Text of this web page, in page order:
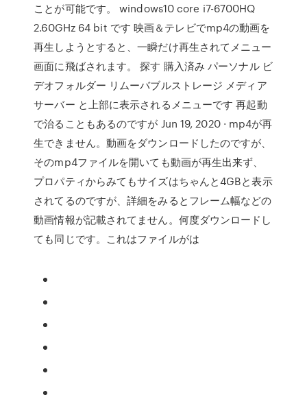
ことが可能です。 windows10 core i7-6700HQ
2.60GHz 64 bit です 映画＆テレビでmp4の動画を
再生しようとすると、一瞬だけ再生されてメニュー
画面に飛ばされます。 探す 購入済み パーソナル ビ
デオフォルダー リムーバブルストレージ メディア
サーバー と上部に表示されるメニューです 再起動
で治ることもあるのですが Jun 19, 2020 · mp4が再
生できません。動画をダウンロードしたのですが、
そのmp4ファイルを開いても動画が再生出来ず、
プロパティからみてもサイズはちゃんと4GBと表示
されてるのですが、詳細をみるとフレーム幅などの
動画情報が記載されてません。何度ダウンロードし
ても同じです。これはファイルがは